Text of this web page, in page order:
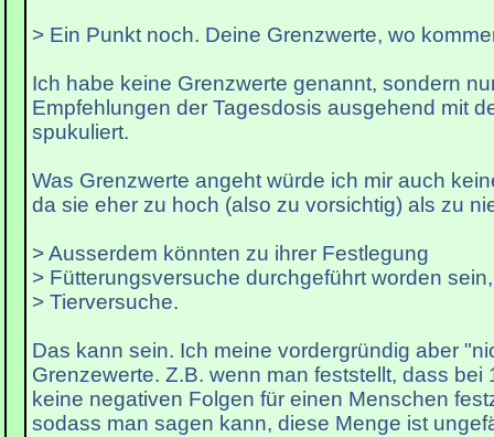
> Ein Punkt noch. Deine Grenzwerte, wo
Ich habe keine Grenzwerte genannt, sondern
Empfehlungen der Tagesdosis ausgehend mit
spukuliert.
Was Grenzwerte angeht würde ich mir auch
da sie eher zu hoch (also zu vorsichtig) als zu
> Ausserdem könnten zu ihrer Festlegung
> Fütterungsversuche durchgeführt worden
> Tierversuche.
Das kann sein. Ich meine vordergründig aber
Grenzewerte. Z.B. wenn man feststellt, dass bei
keine negativen Folgen für einen Menschen
sodass man sagen kann, diese Menge ist